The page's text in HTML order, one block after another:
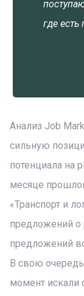
где есть
Анализ Job
сильную
потенциала на
месяце
«Транспорт и
предложений о
предложений
В свою
момент искали